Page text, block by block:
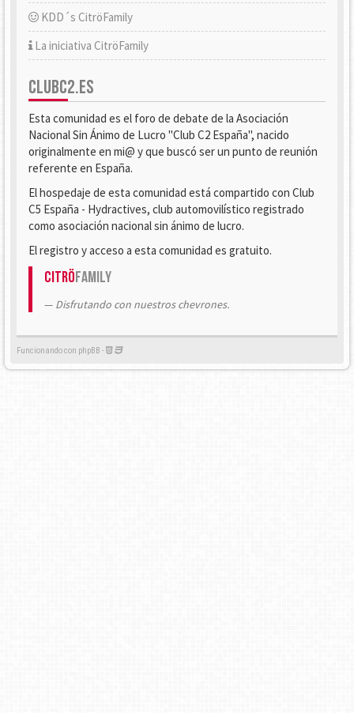
KDD´s CitröFamily
La iniciativa CitröFamily
CLUBC2.ES
Esta comunidad es el foro de debate de la Asociación
Nacional Sin Ánimo de Lucro "Club C2 España", nacido
originalmente en mi@ y que buscó ser un punto de reunión
referente en España.
El hospedaje de esta comunidad está compartido con Club
C5 España - Hydractives, club automovilístico registrado
como asociación nacional sin ánimo de lucro.
El registro y acceso a esta comunidad es gratuito.
CitröFamily
Disfrutando con nuestros chevrones.
Funcionando con phpBB -